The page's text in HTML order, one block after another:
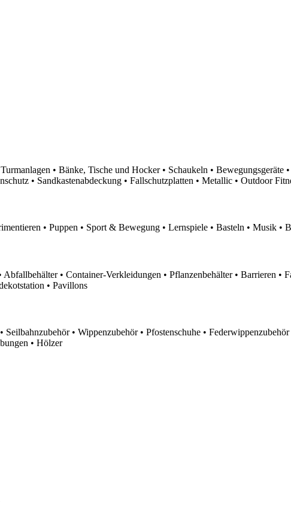
• Bänke, Tische und Hocker • Schaukeln • Bewegungsgeräte
• Sandkastenabdeckung • Fallschutzplatten • Metallic • Outdoor
• Puppen • Sport & Bewegung • Lernspiele • Basteln • Musik •
• Container-Verkleidungen • Pflanzenbehälter • Barrieren •
• Pavillons
Seilbahnzubehör • Wippenzubehör • Pfostenschuhe •
• Hölzer